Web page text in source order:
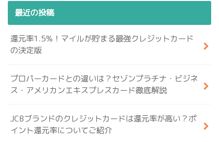
最近の投稿
還元率1.5%！マイルが貯まる最強クレジットカード
の決定版
プロパーカードとの違いは？セゾンプラチナ・ビジネ
ス・アメリカンエキスプレスカード徹底解説
JCBブランドのクレジットカードは還元率が高い？ポ
イント還元率についてご紹介